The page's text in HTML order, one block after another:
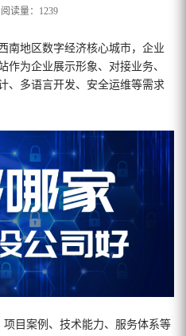
读量：1239
南地区数字经济核心城市，企业
作为企业展示形象、对接业务、
、多语言开发、安全运维等需求
目案例、技术能力、服务体系等